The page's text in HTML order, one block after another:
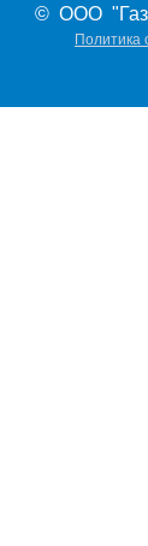
© ООО
Политика